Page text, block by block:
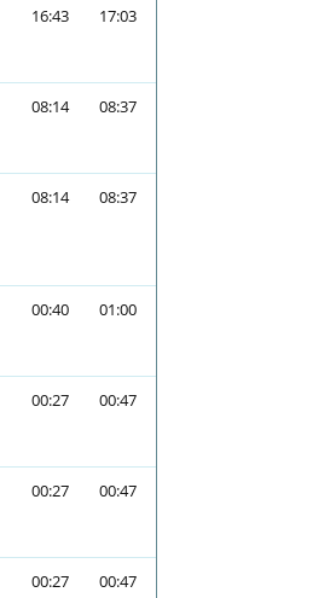
16:43 17:03
08:14 08:37
08:14 08:37
00:40 01:00
00:27 00:47
00:27 00:47
00:27 00:47